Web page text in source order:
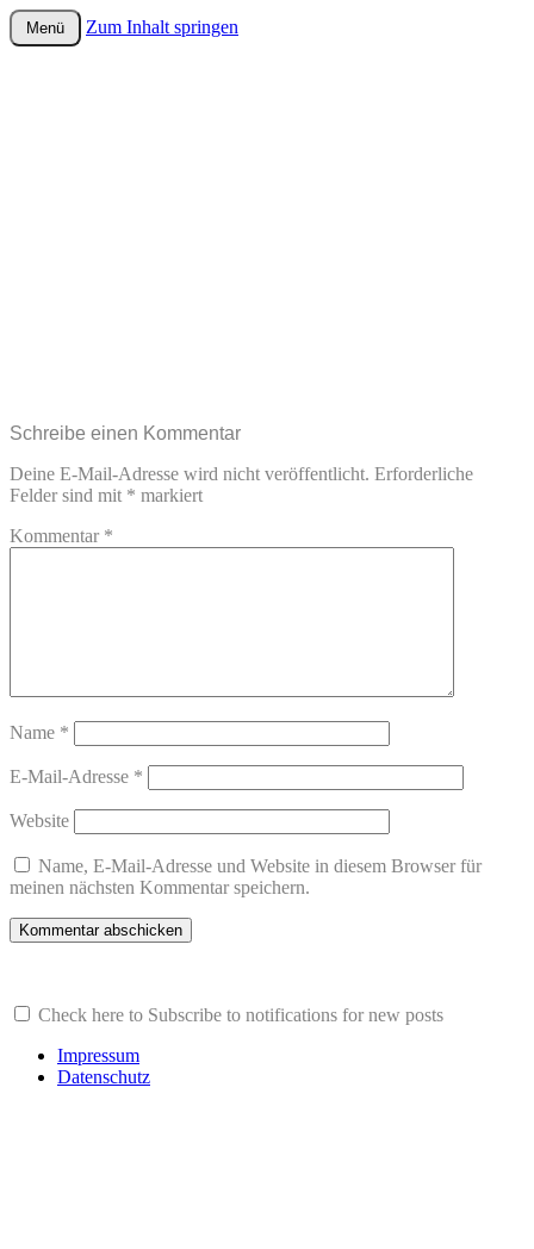
wurster-cartoon-blog.de
Menü Zum Inhalt springen
Schreibe einen Kommentar
Deine E-Mail-Adresse wird nicht veröffentlicht. Erforderliche
Felder sind mit * markiert
Kommentar *
Name *
E-Mail-Adresse *
Website
Name, E-Mail-Adresse und Website in diesem Browser für
meinen nächsten Kommentar speichern.
Check here to Subscribe to notifications for new posts
Impressum
Datenschutz